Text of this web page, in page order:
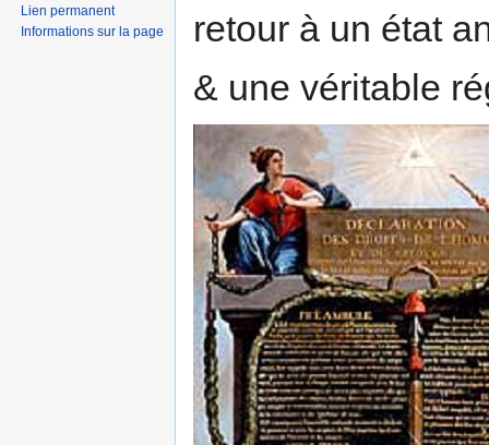
retour à un état
& une véritable
Lien permanent
Informations sur la page